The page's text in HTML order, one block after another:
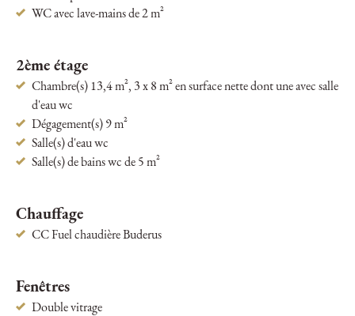
WC avec lave-mains de 2 m²
2ème étage
Chambre(s) 13,4 m², 3 x 8 m² en surface nette dont une avec salle
d'eau wc
Dégagement(s) 9 m²
Salle(s) d'eau wc
Salle(s) de bains wc de 5 m²
Chauffage
CC Fuel chaudière Buderus
Fenêtres
Double vitrage